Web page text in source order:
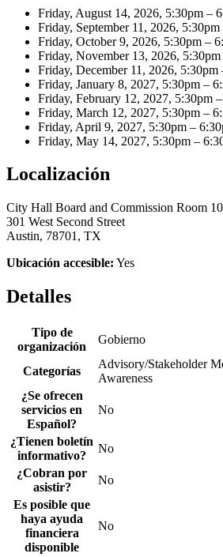
Friday, August 14, 2026, 5:30pm –
Friday, September 11, 2026,
Friday, October 9, 2026, 5:30pm –
Friday, November 13, 2026,
Friday, December 11, 2026, 5:30pm
Friday, January 8, 2027, 5:30pm –
Friday, February 12, 2027, 5:30pm
Friday, March 12, 2027, 5:30pm –
Friday, April 9, 2027, 5:30pm –
Friday, May 14, 2027, 5:30pm –
Localización
City Hall Board and Commission Room
301 West Second Street
Austin, 78701, TX
Ubicación accesible: Yes
Detalles
Tipo de
organización
Gobierno
Categorías
Advisory/Stakeholder
Awareness
¿Se ofrecen
servicios en
Español?
No
¿Tienen boletín
informativo?
No
¿Cobran por
asistir?
No
Es posible que
haya ayuda
financiera
disponible
No